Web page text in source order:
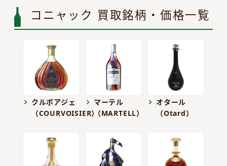
コニャック 買取銘柄・価格一覧
クルボアジェ
（COURVOISIER）
マーテル
（MARTELL）
オタール
（Otard）